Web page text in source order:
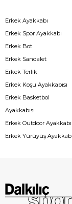
Erkek Ayakkabı
Erkek Spor Ayakkabı
Erkek Bot
Erkek Sandalet
Erkek Terlik
Erkek Koşu Ayakkabısı
Erkek Basketbol
Ayakkabısı
Erkek Outdoor Ayakkabı
Erkek Yürüyüş